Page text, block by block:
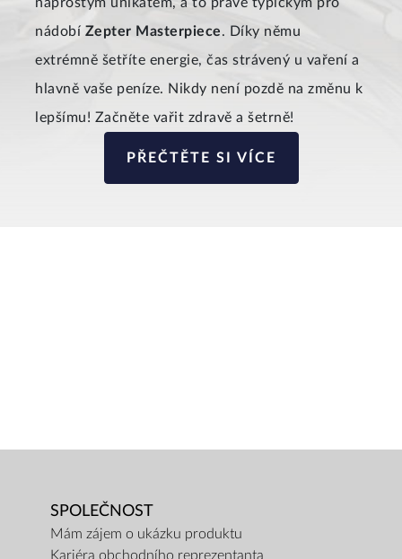
naprostým unikátem, a to právě typickým pro
nádobí Zepter Masterpiece. Díky němu
extrémně šetříte energie, čas strávený u vaření a
hlavně vaše peníze. Nikdy není pozdě na změnu k
lepšímu! Začněte vařit zdravě a šetrně!
PŘEČTĚTE SI VÍCE
SPOLEČNOST
Mám zájem o ukázku produktu
Kariéra obchodního reprezentanta